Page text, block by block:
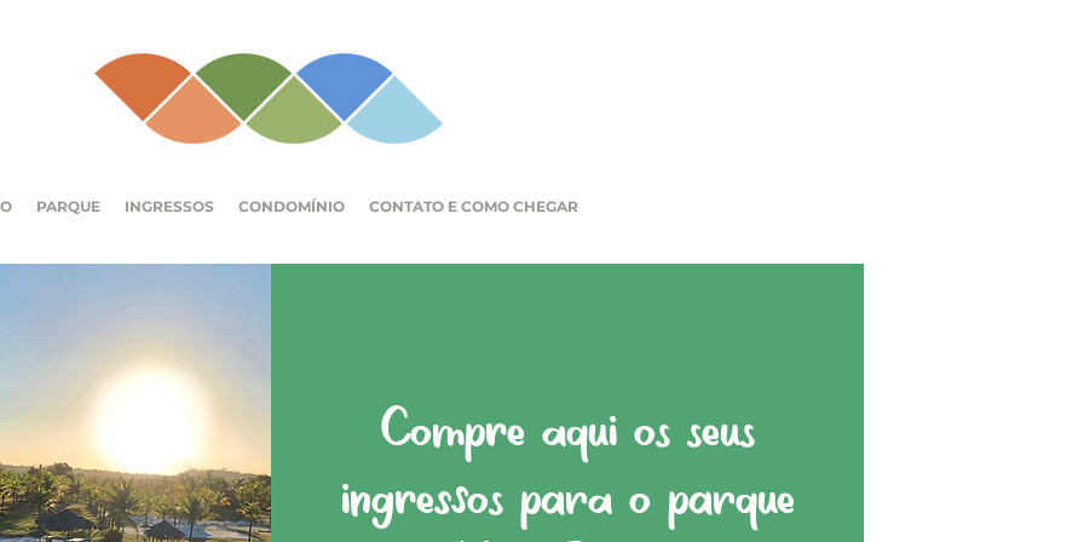
PARQUE INGRESSOS CONDOMÍNIO CONTATO E COMO CHEGAR
Compre aqui os seus
ingressos para o parque